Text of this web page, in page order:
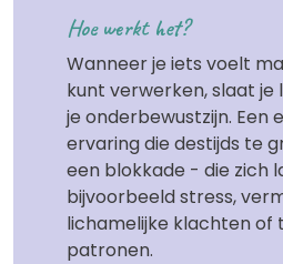
Hoe werkt het?
Wanneer je iets voelt
kunt verwerken, slaat je
je onderbewustzijn. Een
ervaring die destijds te
een blokkade - die zich
bijvoorbeeld stress,
lichamelijke klachten of
patronen.